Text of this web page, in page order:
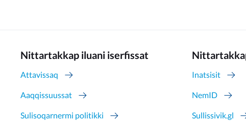
Nittartakkap iluani iserfissat
Attavissaq
Aaqqissuussat
Sulisoqarnermi politikki
Inatsisit
NemID
Sullissivik.gl